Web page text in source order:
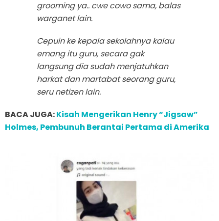
grooming ya.. cwe cowo sama, balas
warganet lain.
Cepuin ke kepala sekolahnya kalau
emang itu guru, secara gak
langsung dia sudah menjatuhkan
harkat dan martabat seorang guru,
seru netizen lain.
BACA JUGA:Kisah Mengerikan Henry “Jigsaw”
Holmes, Pembunuh Berantai Pertama di Amerika